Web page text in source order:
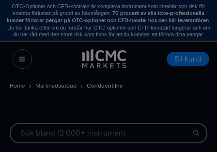
OTC-Optioner och CFD-kontrakt är komplexa instrument som innebär stor risk för
snabba förluster på grund av hävstången. 70 procent av alla icke-professionella
kunder förlorar pengar på OTC-optioner och CFD-handel hos den här leverantören.
Du bör tänka efter om du förstår hur OTC-optioner och CFD-kontrakt fungerar och om
du har råd med den stora risk som finns för att du kommer att förlora dina pengar.
Bli kund
Home Marknadsutbud Conduent Inc